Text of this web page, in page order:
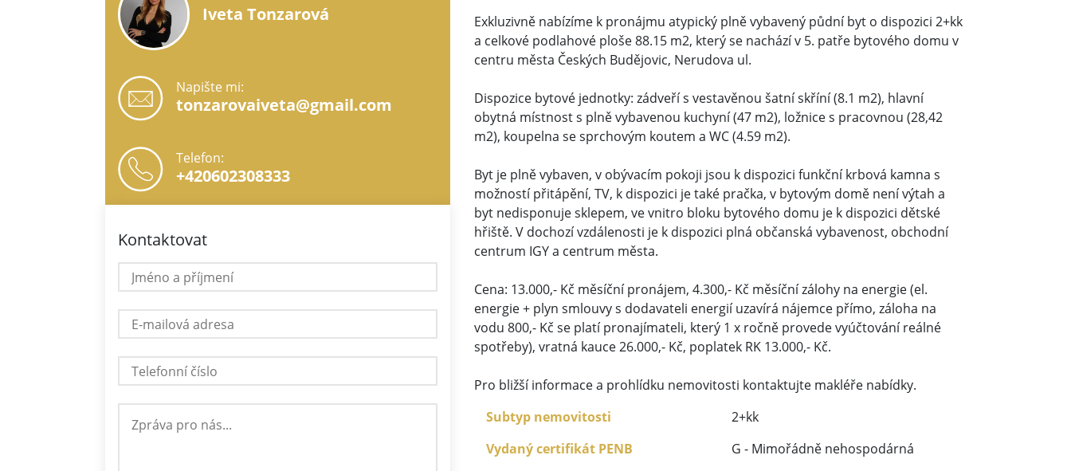
Iveta Tonzarová
Napište mi:
tonzarovaiveta@gmail.com
Telefon:
+420602308333
Kontaktovat
Exkluzivně nabízíme k pronájmu atypický plně vybavený půdní byt o dispozici 2+kk
a celkové podlahové ploše 88.15 m2, který se nachází v 5. patře bytového domu v
centru města Českých Budějovic, Nerudova ul.
Dispozice bytové jednotky: zádveří s vestavěnou šatní skříní (8.1 m2), hlavní
obytná místnost s plně vybavenou kuchyní (47 m2), ložnice s pracovnou (28,42
m2), koupelna se sprchovým koutem a WC (4.59 m2).
Byt je plně vybaven, v obývacím pokoji jsou k dispozici funkční krbová kamna s
možností přitápění, TV, k dispozici je také pračka, v bytovým domě není výtah a
byt nedisponuje sklepem, ve vnitro bloku bytového domu je k dispozici dětské
hřiště. V dochozí vzdálenosti je k dispozici plná občanská vybavenost, obchodní
centrum IGY a centrum města.
Cena: 13.000,- Kč měsíční pronájem, 4.300,- Kč měsíční zálohy na energie (el.
energie + plyn smlouvy s dodavateli energií uzavírá nájemce přímo, záloha na
vodu 800,- Kč se platí pronajímateli, který 1 x ročně provede vyúčtování reálné
spotřeby), vratná kauce 26.000,- Kč, poplatek RK 13.000,- Kč.
Pro bližší informace a prohlídku nemovitosti kontaktujte makléře nabídky.
Subtyp nemovitosti
2+kk
Vydaný certifikát PENB
G - Mimořádně nehospodárná